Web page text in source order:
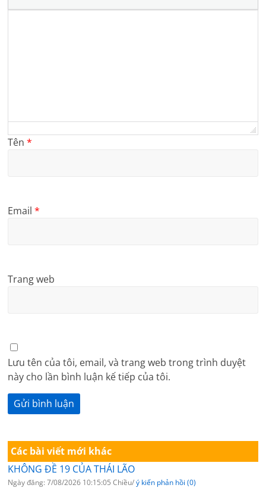
Tên*
Email*
Trang web
Lưu tên của tôi, email, và trang web trong trình duyệt
này cho lần bình luận kế tiếp của tôi.
Các bài viết mới khác
KHÔNG ĐỀ 19 CỦA THÁI LÃO
Ngày đăng: 7/08/2026 10:15:05 Chiều/ý kiến phản hồi (0)